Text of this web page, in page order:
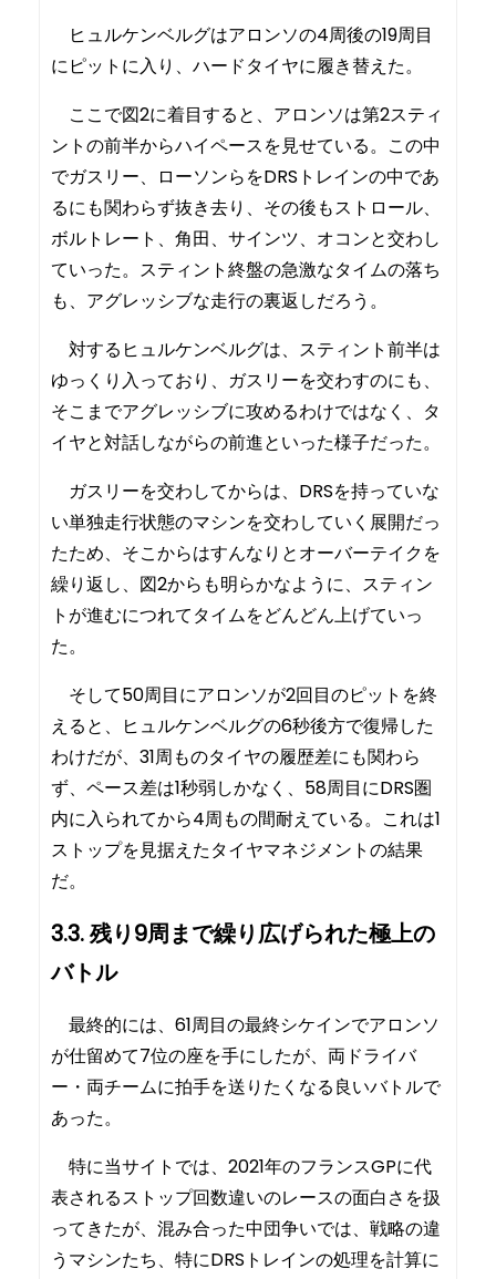
ヒュルケンベルグはアロンソの4周後の19周目
にピットに入り、ハードタイヤに履き替えた。
ここで図2に着目すると、アロンソは第2スティ
ントの前半からハイペースを見せている。この中
でガスリー、ローソンらをDRSトレインの中であ
るにも関わらず抜き去り、その後もストロール、
ボルトレート、角田、サインツ、オコンと交わし
ていった。スティント終盤の急激なタイムの落ち
も、アグレッシブな走行の裏返しだろう。
対するヒュルケンベルグは、スティント前半は
ゆっくり入っており、ガスリーを交わすのにも、
そこまでアグレッシブに攻めるわけではなく、タ
イヤと対話しながらの前進といった様子だった。
ガスリーを交わしてからは、DRSを持っていな
い単独走行状態のマシンを交わしていく展開だっ
たため、そこからはすんなりとオーバーテイクを
繰り返し、図2からも明らかなように、スティン
トが進むにつれてタイムをどんどん上げていっ
た。
そして50周目にアロンソが2回目のピットを終
えると、ヒュルケンベルグの6秒後方で復帰した
わけだが、31周ものタイヤの履歴差にも関わら
ず、ペース差は1秒弱しかなく、58周目にDRS圏
内に入られてから4周もの間耐えている。これは1
ストップを見据えたタイヤマネジメントの結果
だ。
3.3. 残り9周まで繰り広げられた極上の
バトル
最終的には、61周目の最終シケインでアロンソ
が仕留めて7位の座を手にしたが、両ドライバ
ー・両チームに拍手を送りたくなる良いバトルで
あった。
特に当サイトでは、2021年のフランスGPに代
表されるストップ回数違いのレースの面白さを扱
ってきたが、混み合った中団争いでは、戦略の違
うマシンたち、特にDRSトレインの処理を計算に